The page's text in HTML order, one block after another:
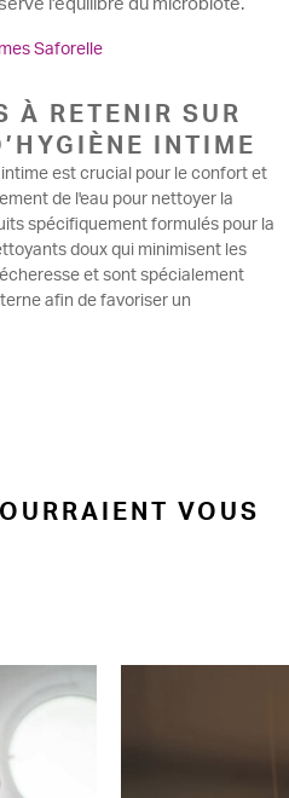
l'équilibre du microbiote.
Saforelle
À RETENIR SUR
INTIME
est crucial pour le confort et
de l'eau pour nettoyer la
spécifiquement formulés pour la
doux qui minimisent les
et sont spécialement
afin de favoriser un
VOUS